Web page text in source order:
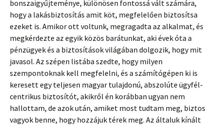
bonszaigyűjteménye, különösen fontossá vált számára,
hogy a lakásbiztosítás amit köt, megfelelően biztosítsa
ezeket is. Amikor ott voltunk, megragadta az alkalmat, és
megkérdezte az egyik közös barátunkat, aki évek óta a
pénzügyek és a biztosítások világában dolgozik, hogy mit
javasol. Az szépen listába szedte, hogy milyen
szempontoknak kell megfelelni, és a számítógépen ki is
keresett egy teljesen magyar tulajdonú, abszolúte ügyfél-
centrikus biztosítót, akikről én korábban ugyan nem
hallottam, de azok után, amiket most tudtam meg, biztos
vagyok benne, hogy hozzájuk térek meg. Az általuk kínált